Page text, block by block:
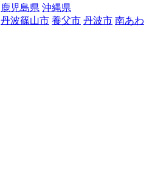
鹿児島県 沖縄県
丹波篠山市 養父市 丹波市 南あわ